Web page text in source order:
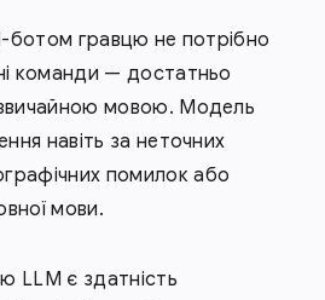
ботом гравцю не потрібно
команди — достатньо
мовою. Модель
навіть за неточних
помилок або
мови.
LLM є здатність